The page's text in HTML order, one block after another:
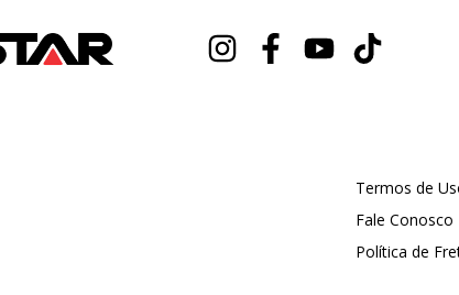
Termos de
Fale Conosco
Política de